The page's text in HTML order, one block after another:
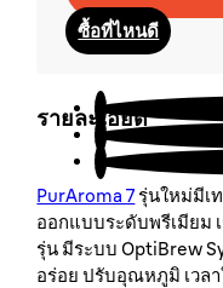
ซื้อที่ไหนดี
รายละเอียด
PurAroma 7 รุ่นใหม่มีเ
ออกแบบระดับพรีเมียม
รุ่น มีระบบ OptiBrew
อร่อย ปรับอุณหภูมิ เวล